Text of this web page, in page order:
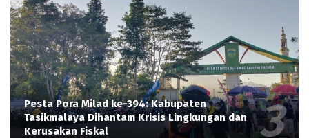
Pesta Pora Milad ke-394: Kabupaten
Tasikmalaya Dihantam Krisis Lingkungan dan
Kerusakan Fiskal